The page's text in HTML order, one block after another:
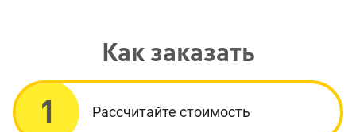
Как заказать
1 Рассчитайте стоимость